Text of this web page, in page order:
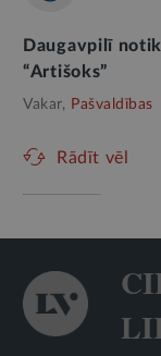
Daugavpilī
“Artišoks”
Vakar, Pašvaldības
Rādīt vēl